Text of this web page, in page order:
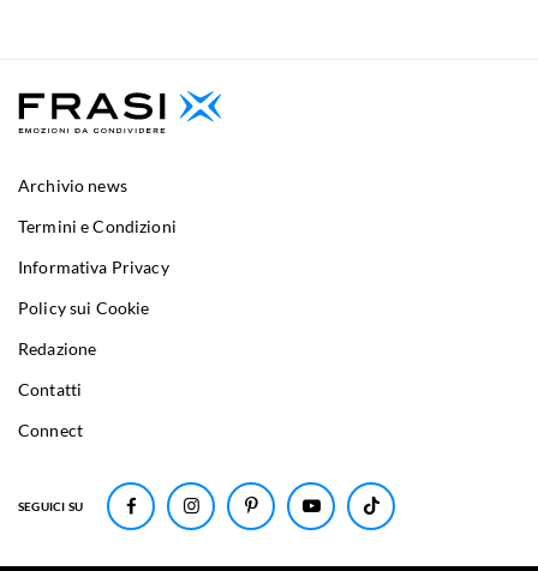
SEGUICI SU
Archivio news
Termini e Condizioni
Informativa Privacy
Policy sui Cookie
Redazione
Contatti
Connect